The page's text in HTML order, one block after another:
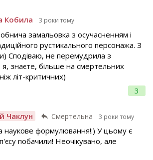
Кобила 3 роки тому
3
замальовка з осучасненням і
рустикального персонажа. З
Сподіваю, не перемудрила з
знаєте, більше на смертельних
літ-критичних)
Чаклун Смертельна 3 роки тому
формулювання!:) У цьому є
побачили! Неочікувано, але